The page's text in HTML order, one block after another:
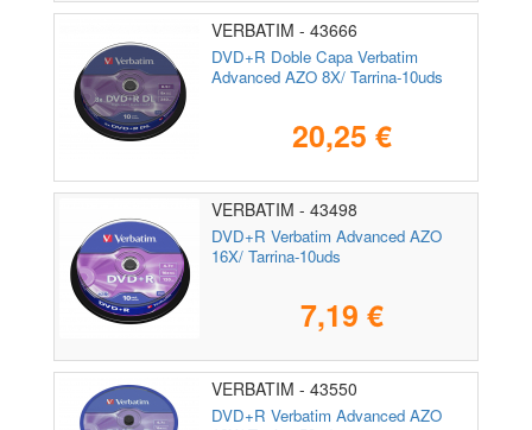
VERBATIM - 43666
DVD+R Doble Capa Verbatim
Advanced AZO 8X/ Tarrina-10uds
20,25 €
VERBATIM - 43498
DVD+R Verbatim Advanced AZO
16X/ Tarrina-10uds
7,19 €
VERBATIM - 43550
DVD+R Verbatim Advanced AZO